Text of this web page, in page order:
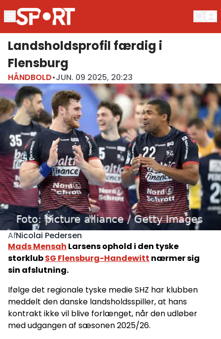
Landsholdsprofil færdig i
Flensburg
HÅNDBOLD•JUN. 09 2025, 20:23
AfNicolai Pedersen
Mads Mensah Larsens ophold i den tyske
storklubSG Flensburg-Handewitt nærmer sig
sin afslutning.
Ifølge det regionale tyske medie SHZ har klubben
meddelt den danske landsholdsspiller, at hans
kontrakt ikke vil blive forlænget, når den udløber
med udgangen af sæsonen 2025/26.